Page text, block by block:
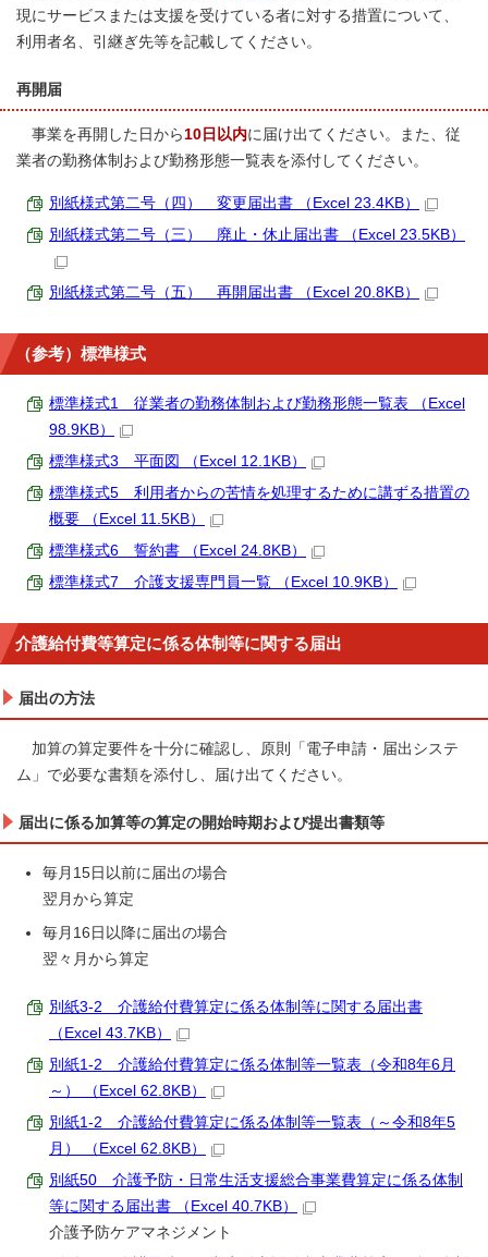
現にサービスまたは支援を受けている者に対する措置について、
利用者名、引継ぎ先等を記載してください。
再開届
事業を再開した日から10日以内に届け出てください。また、従
業者の勤務体制および勤務形態一覧表を添付してください。
別紙様式第二号（四） 変更届出書 （Excel 23.4KB）
別紙様式第二号（三） 廃止・休止届出書 （Excel 23.5KB）
別紙様式第二号（五） 再開届出書 （Excel 20.8KB）
（参考）標準様式
標準様式1 従業者の勤務体制および勤務形態一覧表 （Excel
98.9KB）
標準様式3 平面図 （Excel 12.1KB）
標準様式5 利用者からの苦情を処理するために講ずる措置の
概要 （Excel 11.5KB）
標準様式6 誓約書 （Excel 24.8KB）
標準様式7 介護支援専門員一覧 （Excel 10.9KB）
介護給付費等算定に係る体制等に関する届出
届出の方法
加算の算定要件を十分に確認し、原則「電子申請・届出システ
ム」で必要な書類を添付し、届け出てください。
届出に係る加算等の算定の開始時期および提出書類等
毎月15日以前に届出の場合
翌月から算定
毎月16日以降に届出の場合
翌々月から算定
別紙3-2 介護給付費算定に係る体制等に関する届出書
（Excel 43.7KB）
別紙1-2 介護給付費算定に係る体制等一覧表（令和8年6月
～） （Excel 62.8KB）
別紙1-2 介護給付費算定に係る体制等一覧表（～令和8年5
月） （Excel 62.8KB）
別紙50 介護予防・日常生活支援総合事業費算定に係る体制
等に関する届出書 （Excel 40.7KB）
介護予防ケアマネジメント